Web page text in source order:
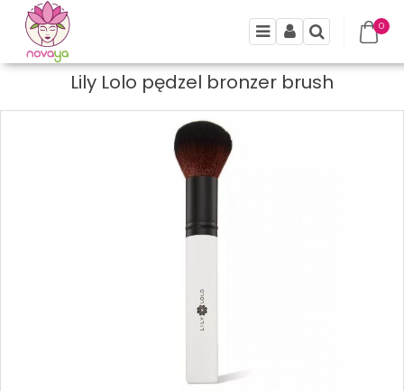
MenuPanelSzukaj
0
Lily Lolo pędzel bronzer brush